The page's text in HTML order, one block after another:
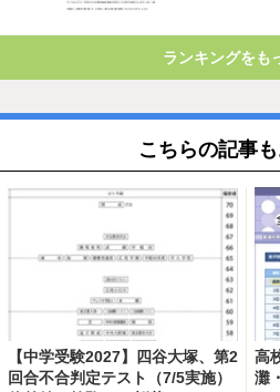
ランキングをも
こちらの記事
【中学受験2027】四谷大塚、第2
回合不合判定テスト（7/5実施）
高
灘